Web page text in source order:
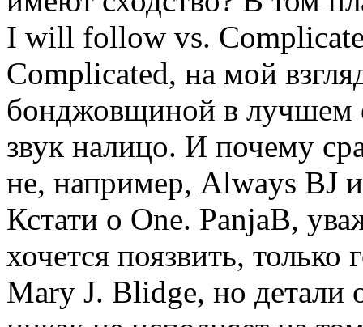
I will follow vs.
Complicated, на мой
бонджовщиной в лучшем
звук налицо. И почему
не, например, Always BJ
Кстати о One. PanjaB,
хочется поязвить, только
Mary J. Blidge, но